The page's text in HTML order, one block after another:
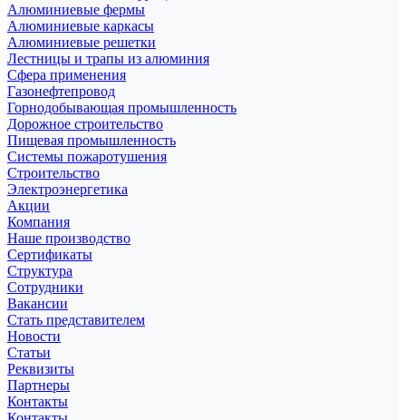
Алюминиевые фермы
Алюминиевые каркасы
Алюминиевые решетки
Лестницы и трапы из алюминия
Сфера применения
Газонефтепровод
Горнодобывающая промышленность
Дорожное строительство
Пищевая промышленность
Системы пожаротушения
Строительство
Электроэнергетика
Акции
Компания
Наше производство
Сертификаты
Структура
Сотрудники
Вакансии
Стать представителем
Новости
Статьи
Реквизиты
Партнеры
Контакты